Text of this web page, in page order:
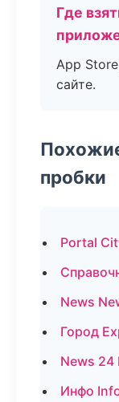
Где
App
сайте.
пробки
Portal
News
Город
News
Инфо